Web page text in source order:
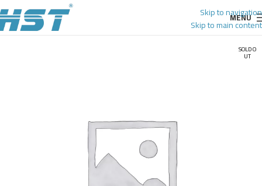
Skip to navigation
Skip to main content
MENU
SOLD O
UT